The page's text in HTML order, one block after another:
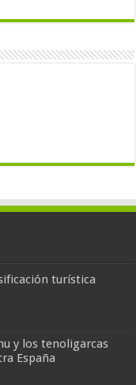
turística
y los tenoligarcas
España